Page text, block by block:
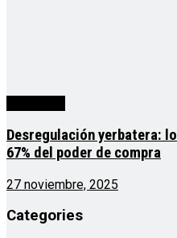
Desregulación yerbatera:
67% del poder de compra
27 noviembre, 2025
Categories